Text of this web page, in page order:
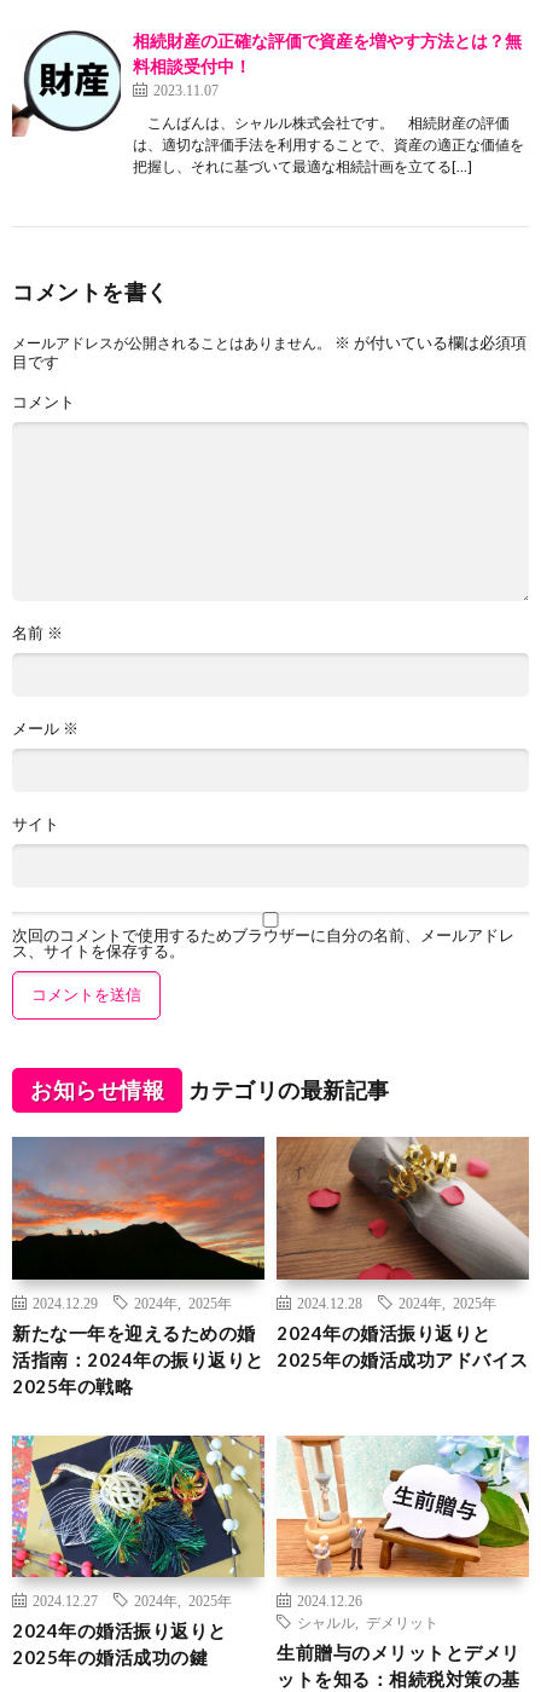
相続財産の正確な評価で資産を増やす方法とは？無
料相談受付中！
2023.11.07
こんばんは、シャルル株式会社です。 相続財産の評価
は、適切な評価手法を利用することで、資産の適正な価値を
把握し、それに基づいて最適な相続計画を立てる[…]
コメントを書く
メールアドレスが公開されることはありません。 ※ が付いている欄は必須項
目です
コメント
名前 ※
メール ※
サイト
次回のコメントで使用するためブラウザーに自分の名前、メールアドレ
ス、サイトを保存する。
お知らせ情報 カテゴリの最新記事
2024.12.29 2024年 2025年
新たな一年を迎えるための婚
活指南：2024年の振り返りと
2025年の戦略
2024.12.28 2024年 2025年
2024年の婚活振り返りと
2025年の婚活成功アドバイス
2024.12.27 2024年 2025年
2024年の婚活振り返りと
2025年の婚活成功の鍵
2024.12.26
シャルル
デメリット
生前贈与のメリットとデメリ
ットを知る：相続税対策の基